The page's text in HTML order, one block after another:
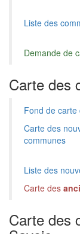
Liste des
Demande de
Carte des
Fond de
Carte des
communes
Liste des
Carte des
Carte des